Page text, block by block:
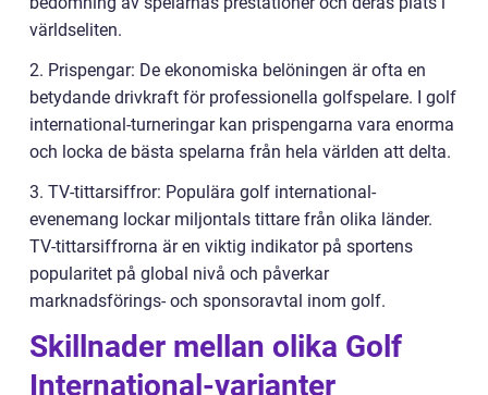
världseliten.
2. Prispengar: De ekonomiska belöningen är ofta en
betydande drivkraft för professionella golfspelare. I golf
international-turneringar kan prispengarna vara enorma
och locka de bästa spelarna från hela världen att delta.
3. TV-tittarsiffror: Populära golf international-
evenemang lockar miljontals tittare från olika länder.
TV-tittarsiffrorna är en viktig indikator på sportens
popularitet på global nivå och påverkar
marknadsförings- och sponsoravtal inom golf.
Skillnader mellan olika Golf
International-varianter